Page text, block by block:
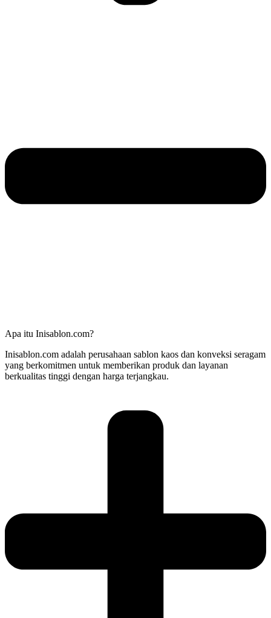
Apa itu Inisablon.com?
Inisablon.com adalah perusahaan sablon kaos dan konveksi seragam
yang berkomitmen untuk memberikan produk dan layanan
berkualitas tinggi dengan harga terjangkau.